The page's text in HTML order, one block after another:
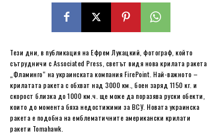
Тези дни, в публикация на Ефрем Лукацкий, фотограф, който
сътрудничи с Associated Press, светът видя нова крилата ракета
„Фламинго“ на украинската компания FirePoint. Най-важното –
крилатата ракета с обхват над 3000 км., боен заряд 1150 кг. и
скорост близка до 1000 км.ч. ще може да поразява руски обекти,
които до момента бяха недостижими за ВСУ. Новата украинска
ракета е подобна на емблематичните американски крилати
ракети Tomahawk.